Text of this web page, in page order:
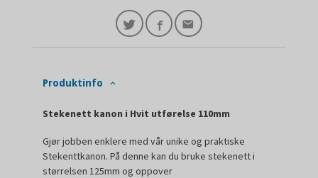
Produktinfo
Stekenett kanon i Hvit utførelse 110mm
Gjør jobben enklere med vår unike og praktiske
Stekenttkanon. På denne kan du bruke stekenett i
størrelsen 125mm og oppover